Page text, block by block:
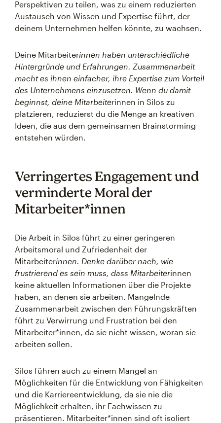
Perspektiven zu teilen, was zu einem reduzierten
Austausch von Wissen und Expertise führt, der
deinem Unternehmen helfen könnte, zu wachsen.
Deine Mitarbeiterinnen haben unterschiedliche
Hintergründe und Erfahrungen. Zusammenarbeit
macht es ihnen einfacher, ihre Expertise zum Vorteil
des Unternehmens einzusetzen. Wenn du damit
beginnst, deine Mitarbeiterinnen in Silos zu
platzieren, reduzierst du die Menge an kreativen
Ideen, die aus dem gemeinsamen Brainstorming
entstehen würden.
Verringertes Engagement und
verminderte Moral der
Mitarbeiter*innen
Die Arbeit in Silos führt zu einer geringeren
Arbeitsmoral und Zufriedenheit der
Mitarbeiterinnen. Denke darüber nach, wie
frustrierend es sein muss, dass Mitarbeiterinnen
keine aktuellen Informationen über die Projekte
haben, an denen sie arbeiten. Mangelnde
Zusammenarbeit zwischen den Führungskräften
führt zu Verwirrung und Frustration bei den
Mitarbeiter*innen, da sie nicht wissen, woran sie
arbeiten sollen.
Silos führen auch zu einem Mangel an
Möglichkeiten für die Entwicklung von Fähigkeiten
und die Karriereentwicklung, da sie nie die
Möglichkeit erhalten, ihr Fachwissen zu
präsentieren. Mitarbeiter*innen sind oft isoliert